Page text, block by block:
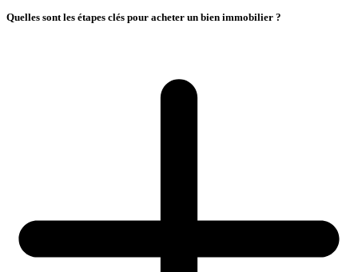
Quelles sont les étapes clés pour acheter un bien immobilier ?